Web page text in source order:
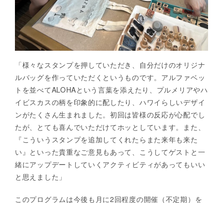
「様々なスタンプを押していただき、自分だけのオリジナ
ルバッグを作っていただくというものです。アルファベッ
トを並べてALOHAという言葉を添えたり、プルメリアやハ
イビスカスの柄を印象的に配したり、ハワイらしいデザイ
ンがたくさん生まれました。初回は皆様の反応が心配でし
たが、とても喜んでいただけてホッとしています。また、
『こういうスタンプを追加してくれたらまた来年も来た
い』といった貴重なご意見もあって、こうしてゲストと一
緒にアップデートしていくアクティビティがあってもいい
と思えました」
このプログラムは今後も月に2回程度の開催（不定期）を